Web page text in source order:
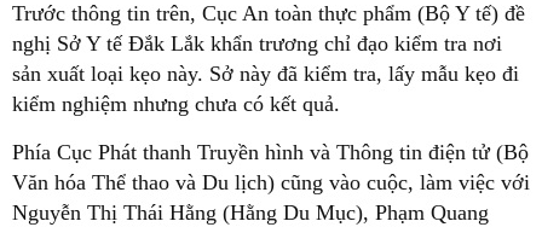
Trước thông tin trên, Cục An toàn thực phẩm (Bộ Y tế) đề
nghị Sở Y tế Đắk Lắk khẩn trương chỉ đạo kiểm tra nơi
sản xuất loại kẹo này. Sở này đã kiểm tra, lấy mẫu kẹo đi
kiểm nghiệm nhưng chưa có kết quả.
Phía Cục Phát thanh Truyền hình và Thông tin điện tử (Bộ
Văn hóa Thể thao và Du lịch) cũng vào cuộc, làm việc với
Nguyễn Thị Thái Hằng (Hằng Du Mục), Phạm Quang